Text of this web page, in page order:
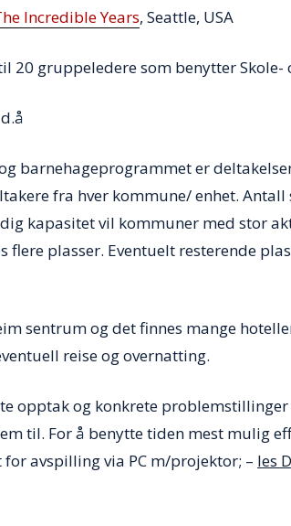
Incredible Years, Seattle, USA
20 gruppeledere som benytter
barnehageprogrammet er
fra hver kommune/ enhet.
kapasitet vil kommuner med stor
plasser. Eventuelt resterende
sentrum og det finnes mange
reise og overnatting.
opptak og konkrete
til. For å benytte tiden mest mulig
avspilling via PC m/projektor; – les